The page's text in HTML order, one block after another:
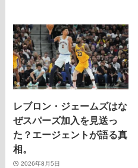
レブロン・ジェームズはな
ぜスパーズ加入を見送っ
た？エージェントが語る真
相。
2026年8月5日